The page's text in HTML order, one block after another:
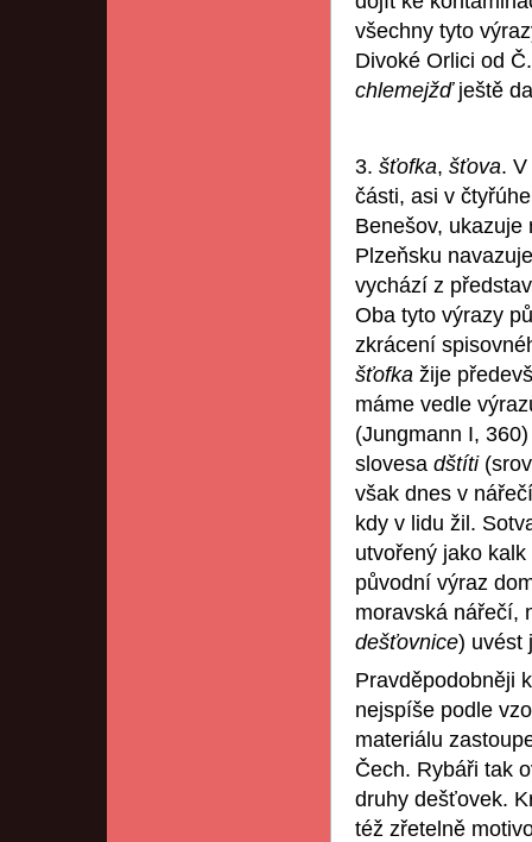
všechny tyto
Divoké Orlici od
chlemejžď ještě
3. šťofka, šťova.
části, asi v
Benešov,
Plzeňsku
vychází z
Oba tyto výrazy
zkrácení
šťofka žije
máme vedle
(Jungmann I,
slovesa dštíti
však dnes v
kdy v lidu žil.
utvořený jako
původní výraz
moravská nářečí,
dešťovnice) uvést
Pravděpodobněji
nejspíše podle
materiálu
Čech. Rybáři tak
druhy dešťovek.
též zřetelně